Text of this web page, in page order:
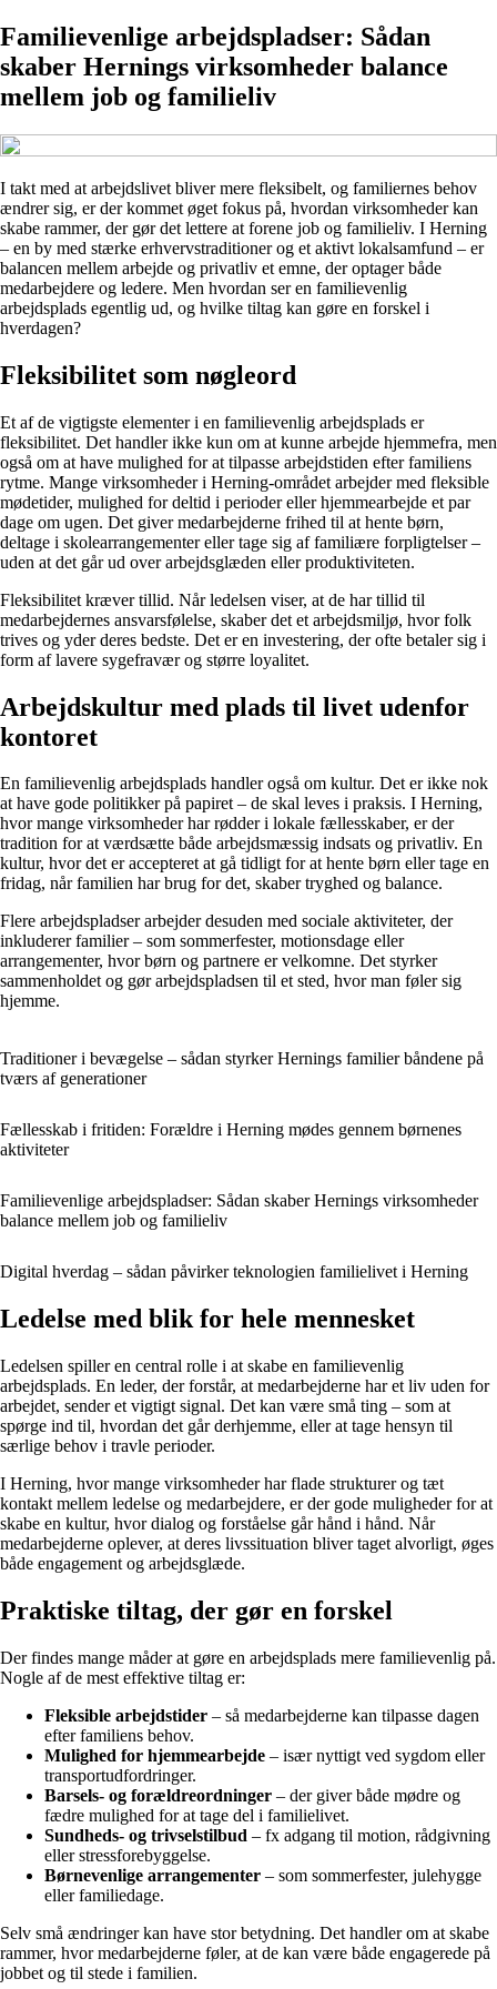
Familievenlige arbejdspladser: Sådan
skaber Hernings virksomheder balance
mellem job og familieliv
I takt med at arbejdslivet bliver mere fleksibelt, og familiernes behov
ændrer sig, er der kommet øget fokus på, hvordan virksomheder kan
skabe rammer, der gør det lettere at forene job og familieliv. I Herning
– en by med stærke erhvervstraditioner og et aktivt lokalsamfund – er
balancen mellem arbejde og privatliv et emne, der optager både
medarbejdere og ledere. Men hvordan ser en familievenlig
arbejdsplads egentlig ud, og hvilke tiltag kan gøre en forskel i
hverdagen?
Fleksibilitet som nøgleord
Et af de vigtigste elementer i en familievenlig arbejdsplads er
fleksibilitet. Det handler ikke kun om at kunne arbejde hjemmefra, men
også om at have mulighed for at tilpasse arbejdstiden efter familiens
rytme. Mange virksomheder i Herning-området arbejder med fleksible
mødetider, mulighed for deltid i perioder eller hjemmearbejde et par
dage om ugen. Det giver medarbejderne frihed til at hente børn,
deltage i skolearrangementer eller tage sig af familiære forpligtelser –
uden at det går ud over arbejdsglæden eller produktiviteten.
Fleksibilitet kræver tillid. Når ledelsen viser, at de har tillid til
medarbejdernes ansvarsfølelse, skaber det et arbejdsmiljø, hvor folk
trives og yder deres bedste. Det er en investering, der ofte betaler sig i
form af lavere sygefravær og større loyalitet.
Arbejdskultur med plads til livet udenfor
kontoret
En familievenlig arbejdsplads handler også om kultur. Det er ikke nok
at have gode politikker på papiret – de skal leves i praksis. I Herning,
hvor mange virksomheder har rødder i lokale fællesskaber, er der
tradition for at værdsætte både arbejdsmæssig indsats og privatliv. En
kultur, hvor det er accepteret at gå tidligt for at hente børn eller tage en
fridag, når familien har brug for det, skaber tryghed og balance.
Flere arbejdspladser arbejder desuden med sociale aktiviteter, der
inkluderer familier – som sommerfester, motionsdage eller
arrangementer, hvor børn og partnere er velkomne. Det styrker
sammenholdet og gør arbejdspladsen til et sted, hvor man føler sig
hjemme.
Traditioner i bevægelse – sådan styrker Hernings familier båndene på
tværs af generationer
Fællesskab i fritiden: Forældre i Herning mødes gennem børnenes
aktiviteter
Familievenlige arbejdspladser: Sådan skaber Hernings virksomheder
balance mellem job og familieliv
Digital hverdag – sådan påvirker teknologien familielivet i Herning
Ledelse med blik for hele mennesket
Ledelsen spiller en central rolle i at skabe en familievenlig
arbejdsplads. En leder, der forstår, at medarbejderne har et liv uden for
arbejdet, sender et vigtigt signal. Det kan være små ting – som at
spørge ind til, hvordan det går derhjemme, eller at tage hensyn til
særlige behov i travle perioder.
I Herning, hvor mange virksomheder har flade strukturer og tæt
kontakt mellem ledelse og medarbejdere, er der gode muligheder for at
skabe en kultur, hvor dialog og forståelse går hånd i hånd. Når
medarbejderne oplever, at deres livssituation bliver taget alvorligt, øges
både engagement og arbejdsglæde.
Praktiske tiltag, der gør en forskel
Der findes mange måder at gøre en arbejdsplads mere familievenlig på.
Nogle af de mest effektive tiltag er:
Fleksible arbejdstider – så medarbejderne kan tilpasse dagen
efter familiens behov.
Mulighed for hjemmearbejde – især nyttigt ved sygdom eller
transportudfordringer.
Barsels- og forældreordninger – der giver både mødre og
fædre mulighed for at tage del i familielivet.
Sundheds- og trivselstilbud – fx adgang til motion, rådgivning
eller stressforebyggelse.
Børnevenlige arrangementer – som sommerfester, julehygge
eller familiedage.
Selv små ændringer kan have stor betydning. Det handler om at skabe
rammer, hvor medarbejderne føler, at de kan være både engagerede på
jobbet og til stede i familien.